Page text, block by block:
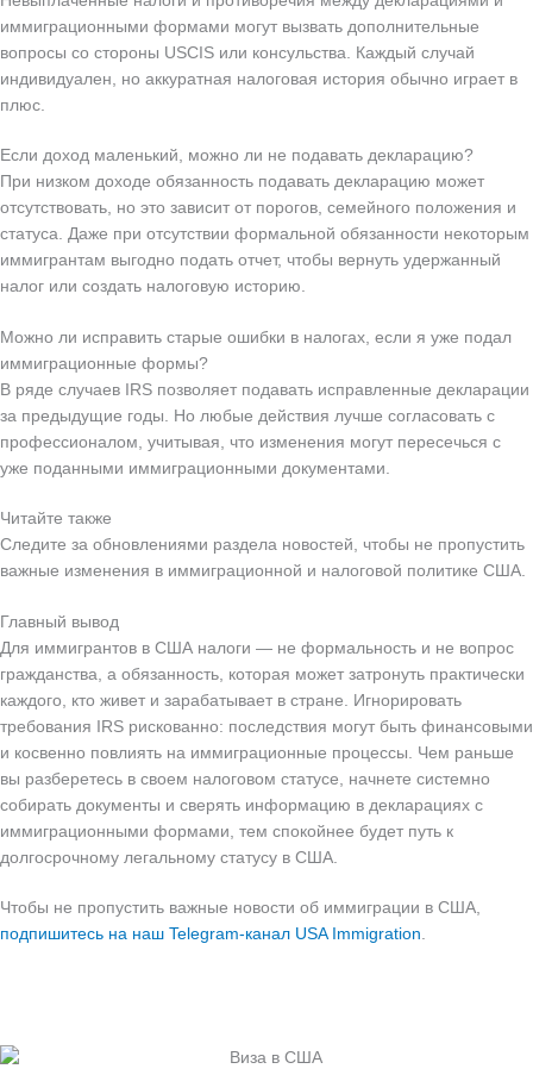
иммиграционными формами могут вызвать дополнительные
вопросы со стороны USCIS или консульства. Каждый случай
индивидуален, но аккуратная налоговая история обычно играет в
плюс.
Если доход маленький, можно ли не подавать декларацию?
При низком доходе обязанность подавать декларацию может
отсутствовать, но это зависит от порогов, семейного положения и
статуса. Даже при отсутствии формальной обязанности некоторым
иммигрантам выгодно подать отчет, чтобы вернуть удержанный
налог или создать налоговую историю.
Можно ли исправить старые ошибки в налогах, если я уже подал
иммиграционные формы?
В ряде случаев IRS позволяет подавать исправленные декларации
за предыдущие годы. Но любые действия лучше согласовать с
профессионалом, учитывая, что изменения могут пересечься с
уже поданными иммиграционными документами.
Читайте также
Следите за обновлениями раздела новостей, чтобы не пропустить
важные изменения в иммиграционной и налоговой политике США.
Главный вывод
Для иммигрантов в США налоги — не формальность и не вопрос
гражданства, а обязанность, которая может затронуть практически
каждого, кто живет и зарабатывает в стране. Игнорировать
требования IRS рискованно: последствия могут быть финансовыми
и косвенно повлиять на иммиграционные процессы. Чем раньше
вы разберетесь в своем налоговом статусе, начнете системно
собирать документы и сверять информацию в декларациях с
иммиграционными формами, тем спокойнее будет путь к
долгосрочному легальному статусу в США.
Чтобы не пропустить важные новости об иммиграции в США,
подпишитесь на наш Telegram-канал USA Immigration.